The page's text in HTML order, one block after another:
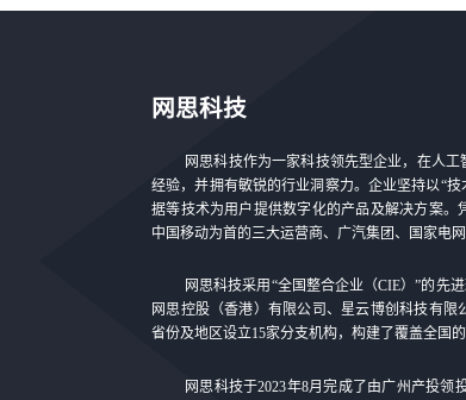
网思科技
网思科技作为一家科技领先型企业，在人
经验，并拥有敏锐的行业洞察力。企业坚持以“
据等技术为用户提供数字化的产品及解决方案
中国移动为首的三大运营商、广汽集团、国家电
网思科技采用“全国整合企业（CIE）”的先
网思控股（香港）有限公司、星云博创科技有
省份及地区设立15家分支机构，构建了覆盖全国
网思科技于2023年8月完成了由广州产投